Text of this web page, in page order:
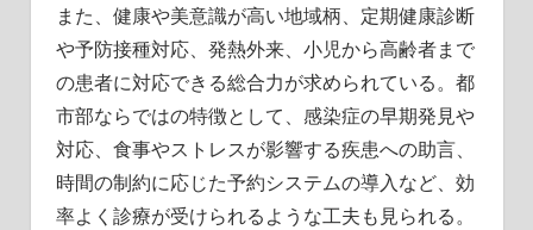
また、健康や美意識が高い地域柄、定期健康診断
や予防接種対応、発熱外来、小児から高齢者まで
の患者に対応できる総合力が求められている。都
市部ならではの特徴として、感染症の早期発見や
対応、食事やストレスが影響する疾患への助言、
時間の制約に応じた予約システムの導入など、効
率よく診療が受けられるような工夫も見られる。